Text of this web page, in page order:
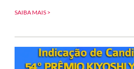
SAIBA MAIS >